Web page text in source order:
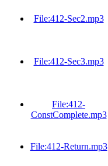
File:412-Sec2.mp3
File:412-Sec3.mp3
File:412-
ConstComplete.mp3
File:412-Return.mp3